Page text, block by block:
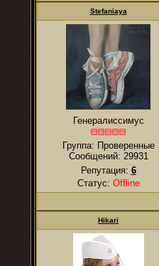
Stefaniaya
Генералиссимус
Группа: Проверенные
Сообщений: 29931
Репутация: 6
Статус: Offline
Hikari